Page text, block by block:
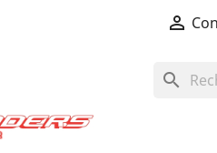

search